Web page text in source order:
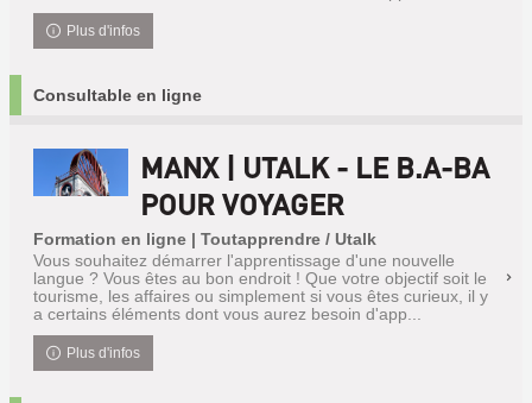
Plus d'infos
Consultable en ligne
MANX | UTALK - LE B.A-BA
POUR VOYAGER
Formation en ligne | Toutapprendre / Utalk
Vous souhaitez démarrer l'apprentissage d'une nouvelle
langue ? Vous êtes au bon endroit ! Que votre objectif soit le
tourisme, les affaires ou simplement si vous êtes curieux, il y
a certains éléments dont vous aurez besoin d'app...
Plus d'infos